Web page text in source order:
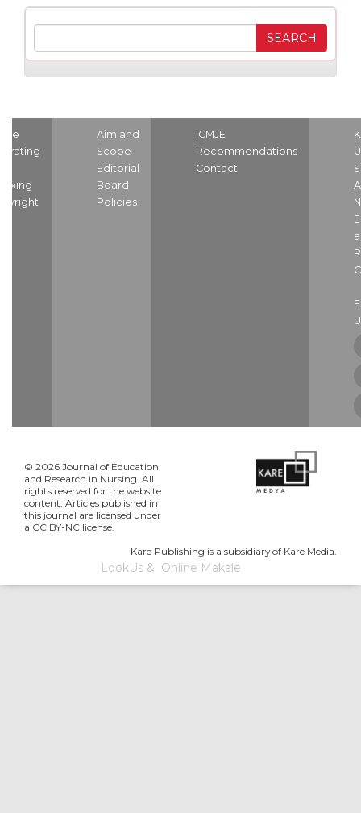
Aim and
Scope
Editorial
Board
Policies
ICMJE
Recommendations
Contact
© 2026 Journal of Education
and Research in Nursing. All
rights reserved for the website
content. Articles published in
this journal are licensed under
a CC BY-NC license.
Kare Publishing is a subsidiary of Kare Media.
LookUs& Online Makale